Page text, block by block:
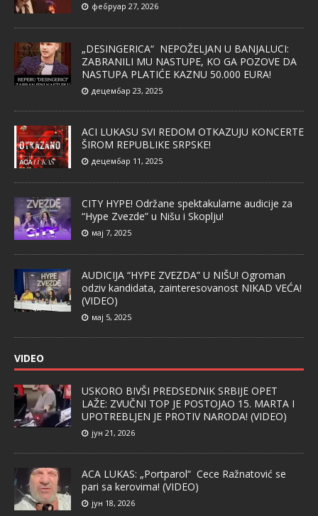
фебруар 27, 2026
„DESINGERICA“ NEPOŽELJAN U BANJALUCI:
ZABRANILI MU NASTUPE, KO GA POZOVE DA
NASTUPA PLATIĆE KAZNU 50.000 EURA!
децембар 23, 2025
ACI LUKASU SVI REDOM OTKAZUJU KONCERTE
ŠIROM REPUBLIKE SRPSKE!
децембар 11, 2025
CITY HYPE! Održane spektakularne audicije za
“Hype Zvezde” u Nišu i Skoplju!
мај 7, 2025
AUDICIJA “HYPE ZVEZDA” U NIŠU! Ogroman
odziv kandidata, zainteresovanost NIKAD VEĆA!
(VIDEO)
мај 5, 2025
VIDEO
USKORO BIVŠI PREDSEDNIK SRBIJE OPET
LAŽE: ZVUČNI TOP JE POSTOJAO 15. MARTA I
UPOTREBLJEN JE PROTIV NARODA! (VIDEO)
јун 21, 2026
ACA LUKAS: „Portparol“ Cece Ražnatović se
pari sa kerovima! (VIDEO)
јун 18, 2026